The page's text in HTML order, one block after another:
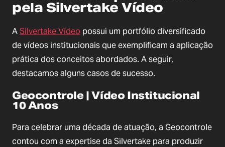
pela Silvertake Vídeo
ASilvertake Vídeo possui um portfólio diversificado
de vídeos institucionais que exemplificam a aplicação
prática dos conceitos abordados. A seguir,
destacamos alguns casos de sucesso.
Geocontrole | Vídeo Institucional
10 Anos
Para celebrar uma década de atuação, a Geocontrole
contou com a expertise da Silvertake para produzir